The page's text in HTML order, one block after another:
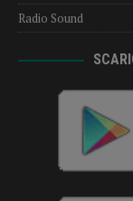
Radio Sound